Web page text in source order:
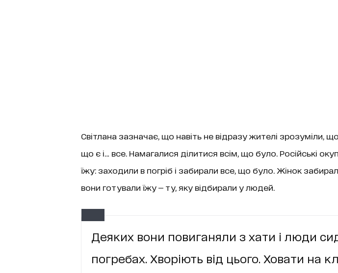
Світлана зазначає, що навіть не відразу жителі зрозуміли,
що є і… все. Намагалися ділитися всім, що було. Російські
їжу: заходили в погріб і забирали все, що було. Жінок
вони готували їжу — ту, яку відбирали у людей.
Деяких вони повиганяли з хати і люди
погребах. Хворіють від цього. Ховати на